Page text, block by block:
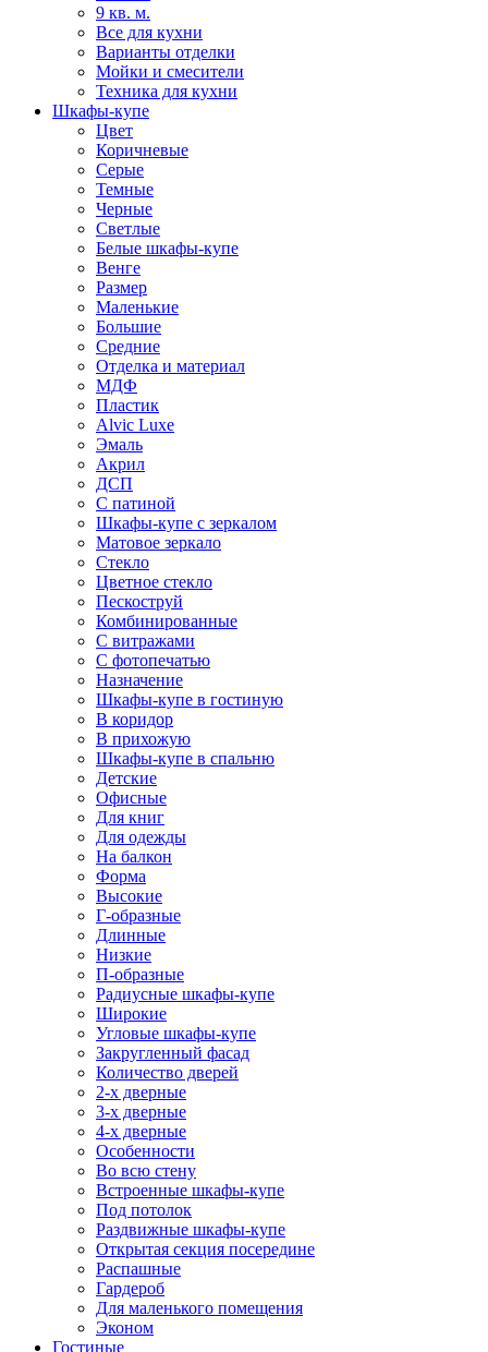
9 кв. м.
Все для кухни
Варианты отделки
Мойки и смесители
Техника для кухни
Шкафы-купе
Цвет
Коричневые
Серые
Темные
Черные
Светлые
Белые шкафы-купе
Венге
Размер
Маленькие
Большие
Средние
Отделка и материал
МДФ
Пластик
Alvic Luxe
Эмаль
Акрил
ДСП
С патиной
Шкафы-купе с зеркалом
Матовое зеркало
Стекло
Цветное стекло
Пескоструй
Комбинированные
С витражами
С фотопечатью
Назначение
Шкафы-купе в гостиную
В коридор
В прихожую
Шкафы-купе в спальню
Детские
Офисные
Для книг
Для одежды
На балкон
Форма
Высокие
Г-образные
Длинные
Низкие
П-образные
Радиусные шкафы-купе
Широкие
Угловые шкафы-купе
Закругленный фасад
Количество дверей
2-х дверные
3-х дверные
4-х дверные
Особенности
Во всю стену
Встроенные шкафы-купе
Под потолок
Раздвижные шкафы-купе
Открытая секция посередине
Распашные
Гардероб
Для маленького помещения
Эконом
Гостиные